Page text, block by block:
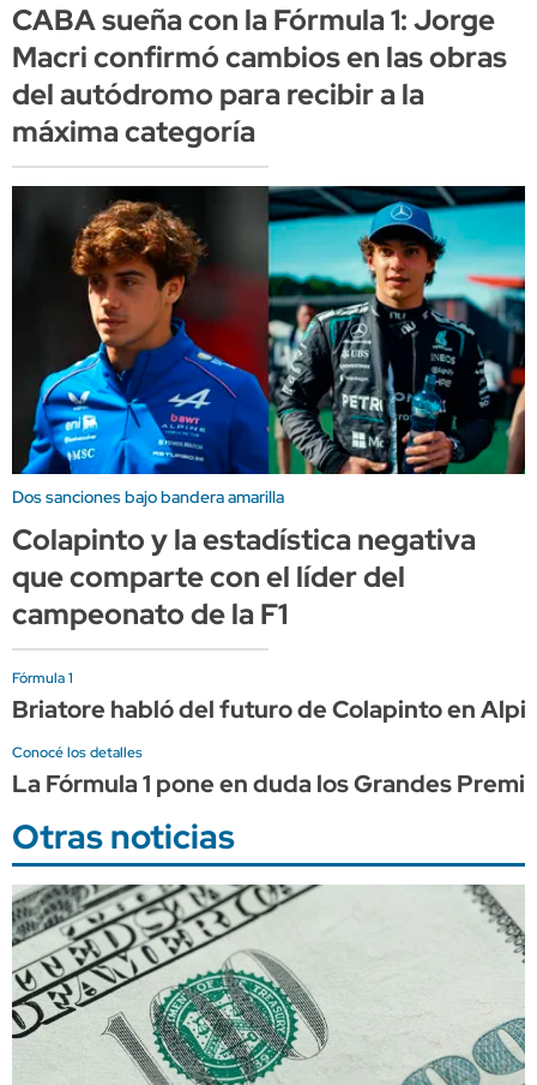
CABA sueña con la Fórmula 1: Jorge
Macri confirmó cambios en las obras
del autódromo para recibir a la
máxima categoría
Dos sanciones bajo bandera amarilla
Colapinto y la estadística negativa
que comparte con el líder del
campeonato de la F1
Fórmula 1
Briatore habló del futuro de Colapinto en
Conocé los detalles
La Fórmula 1 pone en duda los Grandes
Otras noticias